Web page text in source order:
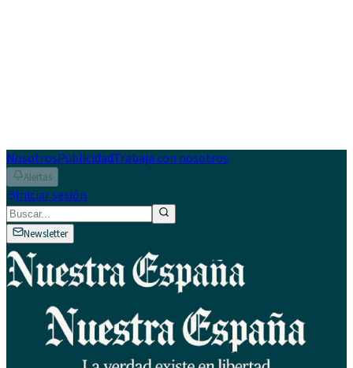
NosotrosPublicidadTrabaja con nosotros
Alertas
Iniciar sesión
Newsletter